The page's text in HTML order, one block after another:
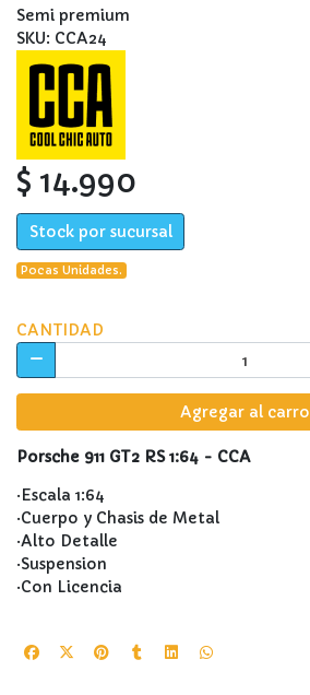
Semi premium
SKU: CCA24
$ 14.990
Stock por sucursal
Pocas Unidades.
CANTIDAD
Agregar al carro
Porsche 911 GT2 RS 1:64 - CCA
·Escala 1:64
·Cuerpo y Chasis de Metal
·Alto Detalle
·Suspension
·Con Licencia